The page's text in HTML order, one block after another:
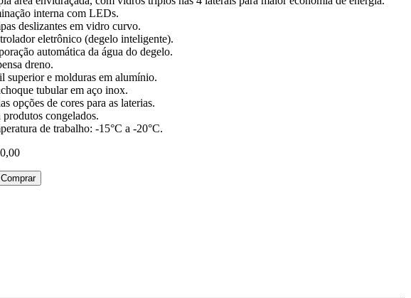
interna com LEDs.
deslizantes em vidro curvo.
eletrônico (degelo inteligente).
automática da água do degelo.
dreno.
superior e molduras em alumínio.
tubular em aço inox.
opções de cores para as laterias.
produtos congelados.
de trabalho: -15°C a -20°C.
Comprar